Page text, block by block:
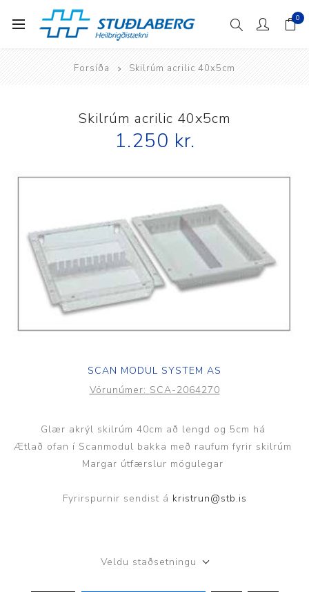
0
Forsíða Skilrúm acrilic 40x5cm
Skilrúm acrilic 40x5cm
1.250 kr.
SCAN MODUL SYSTEM AS
Vörunúmer: SCA-2064270
Glær akrýl skilrúm 40cm að lengd og 5cm há
Ætlað ofan í Scanmodul bakka með raufum fyrir skilrúm
Margar útfærslur mögulegar
Fyrirspurnir sendist á kristrun@stb.is
Veldu staðsetningu